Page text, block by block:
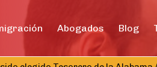
Abogados Blog